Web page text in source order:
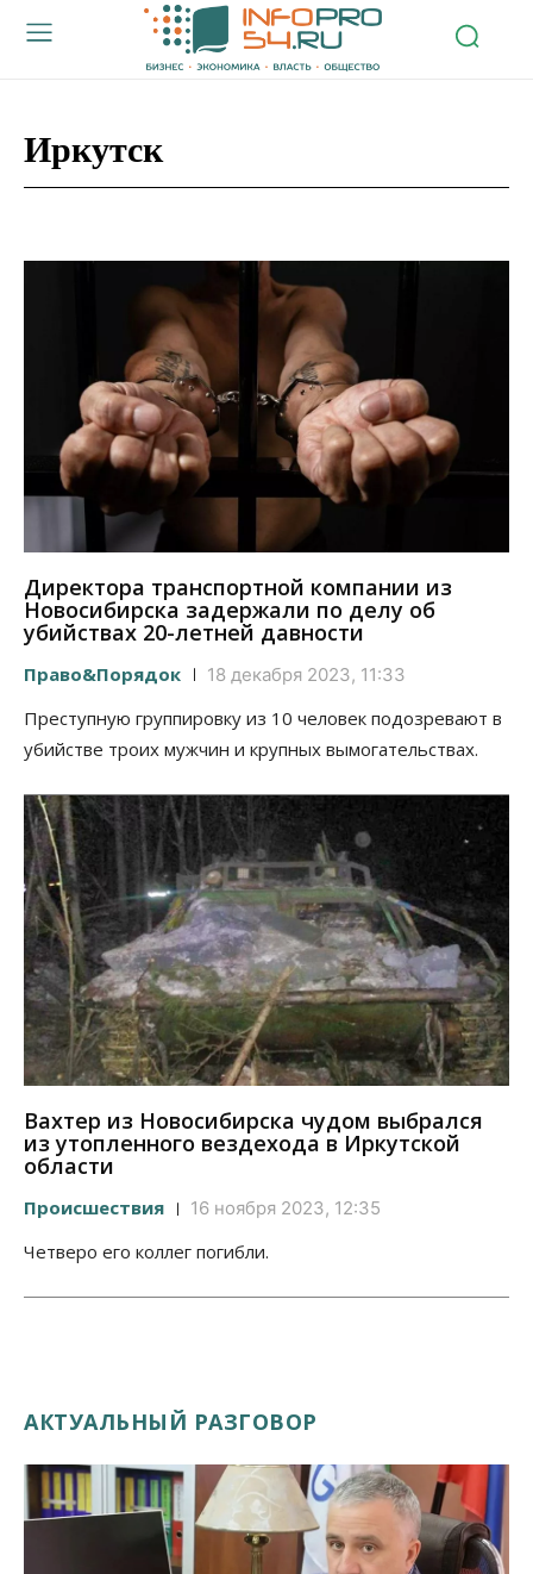
Иркутск
Директора транспортной компании из
Новосибирска задержали по делу об
убийствах 20-летней давности
Право&Порядок 18 декабря 2023, 11:33
Преступную группировку из 10 человек подозревают в
убийстве троих мужчин и крупных вымогательствах.
Вахтер из Новосибирска чудом выбрался
из утопленного вездехода в Иркутской
области
Происшествия 16 ноября 2023, 12:35
Четверо его коллег погибли.
АКТУАЛЬНЫЙ РАЗГОВОР